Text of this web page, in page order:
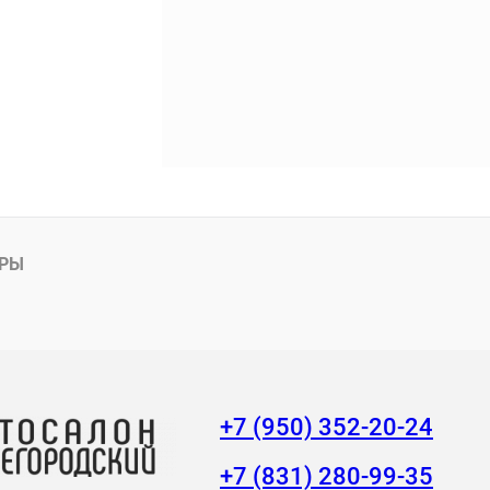
+7 (950) 352-20-24
+7 (831) 280-99-35